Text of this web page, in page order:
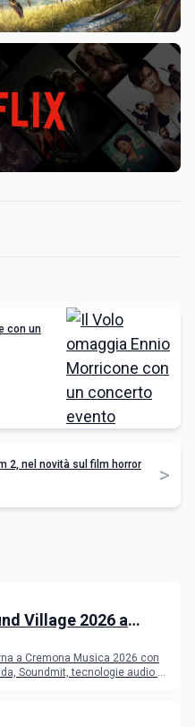
con un
2, nel novità sul film horror >
Village 2026 a
il programma
a Cremona Musica 2026 con
Soundmit, tecnologie audio e